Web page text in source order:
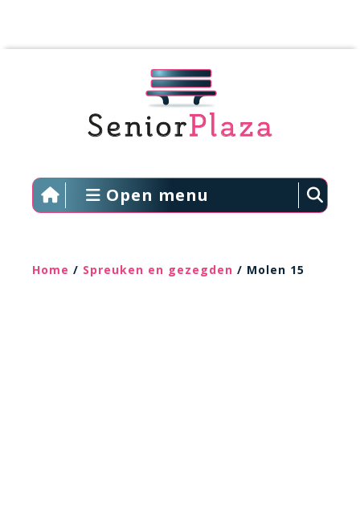
Open menu
Home / Spreuken en gezegden / Molen 15